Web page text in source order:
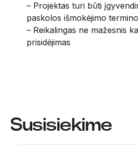
– Projektas turi būti
paskolos išmokėjimo
– Reikalingas ne mažesnis
prisidėjimas
Susisiekime